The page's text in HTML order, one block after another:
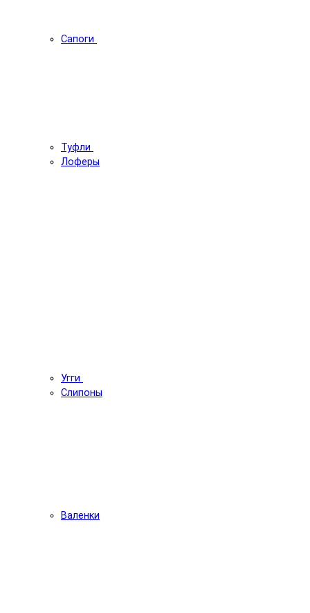
Сапоги
Туфли
Лоферы
Угги
Слипоны
Валенки